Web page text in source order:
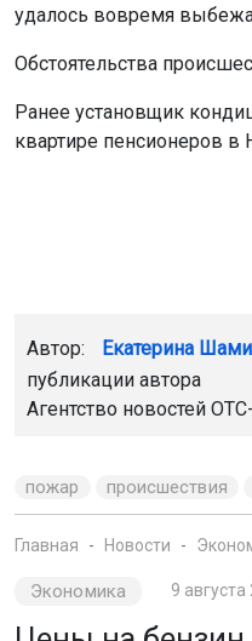
удалось вовремя
Обстоятельства
Ранее установщик
квартире пенсионеров в
Автор: Екатерина
публикации автора
Агентство новостей
пожар происшествия
Главная Новости
Экономика 9